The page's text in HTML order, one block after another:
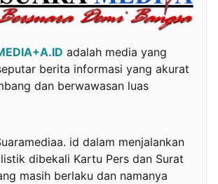
adalah media yang
berita informasi yang akurat
dan berwawasan luas
id dalam menjalankan
dibekali Kartu Pers dan Surat
masih berlaku dan namanya